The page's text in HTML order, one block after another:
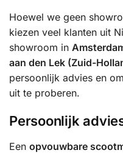
Hoewel we geen
kiezen veel klanten uit
showroom in
aan den Lek (Zuid-
persoonlijk advies en
uit te proberen.
Persoonlijk
Een opvouwbare